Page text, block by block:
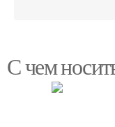
С чем